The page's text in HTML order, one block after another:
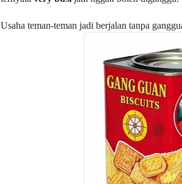
Usaha teman-teman jadi berjalan tanpa